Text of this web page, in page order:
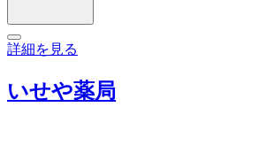
詳細を見る
いせや薬局